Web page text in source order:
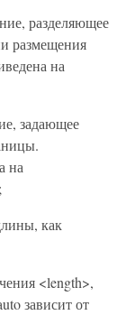
разделяющее
размещения
на
задающее
на
как
<length>,
зависит от